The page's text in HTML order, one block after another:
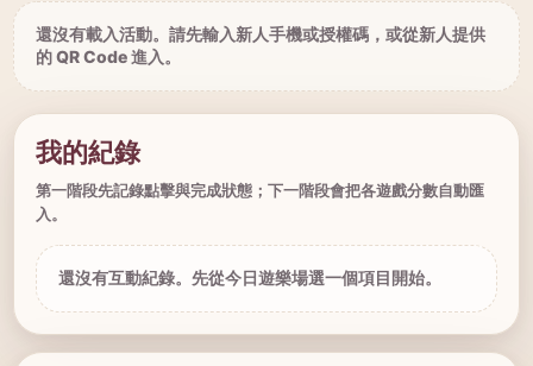
還沒有載入活動。請先輸入新人手機或授權碼，或從新人提供
的 QR Code 進入。
我的紀錄
第一階段先記錄點擊與完成狀態；下一階段會把各遊戲分數自動匯
入。
還沒有互動紀錄。先從今日遊樂場選一個項目開始。